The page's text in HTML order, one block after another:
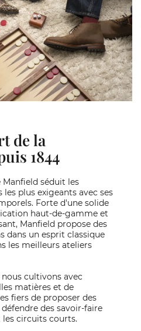
de la
1844
Manfield séduit les
plus exigeants avec ses
Forte d'une solide
haut-de-gamme et
Manfield propose des
dans un esprit classique
les meilleurs ateliers
cultivons avec
matières et de
fiers de proposer des
des savoir-faire
circuits courts.